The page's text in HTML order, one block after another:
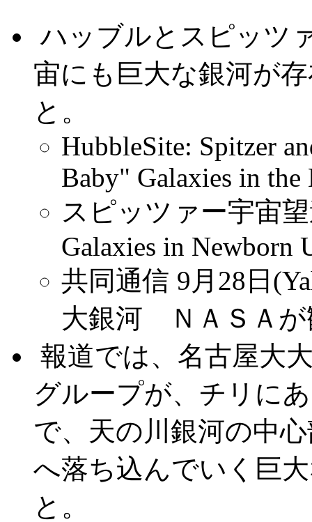
.ハッブルとスピッツ
宙にも巨大な銀河が
と。
HubbleSite: Spitzer
Baby" Galaxies in the
スピッツァー宇宙
Galaxies in Newborn
共同通信 9月28日
大銀河 ＮＡＳＡが
報道では、名古屋大
グループが、チリに
で、天の川銀河の中
へ落ち込んでいく巨
と。